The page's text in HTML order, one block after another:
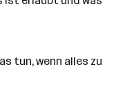
tun, wenn alles zu